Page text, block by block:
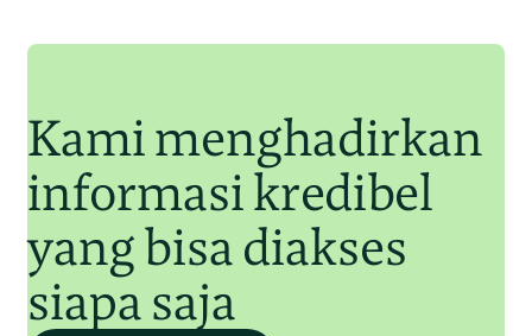
Kami menghadirkan
informasi kredibel
yang bisa diakses
siapa saja